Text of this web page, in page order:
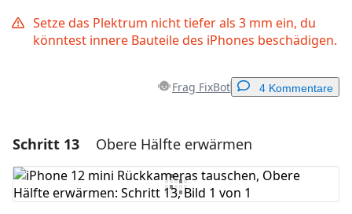
Setze das Plektrum nicht tiefer als 3 mm ein, du
könntest innere Bauteile des iPhones beschädigen.
Frag FixBot 4 Kommentare
Einen Kommentar hinzufügen
Kommentar hinzufügen
Schritt 13 Obere Hälfte erwärmen